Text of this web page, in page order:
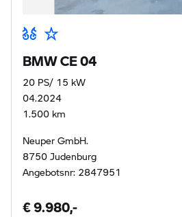
BMW CE 04
20 PS/ 15 kW
04.2024
1.500 km
Neuper GmbH.
8750 Judenburg
Angebotsnr: 2847951
€ 9.980,-